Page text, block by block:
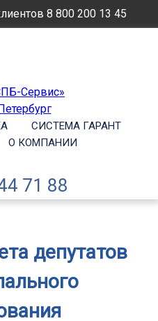
8 800 200 13 45
СИСТЕМА ГАРАНТ
О КОМПАНИИ
71 88
депутатов